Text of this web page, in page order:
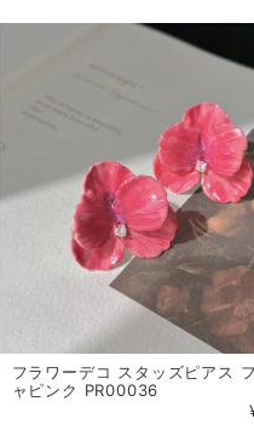
フラワーデコ スタッズピアス
ャピンク PR00036